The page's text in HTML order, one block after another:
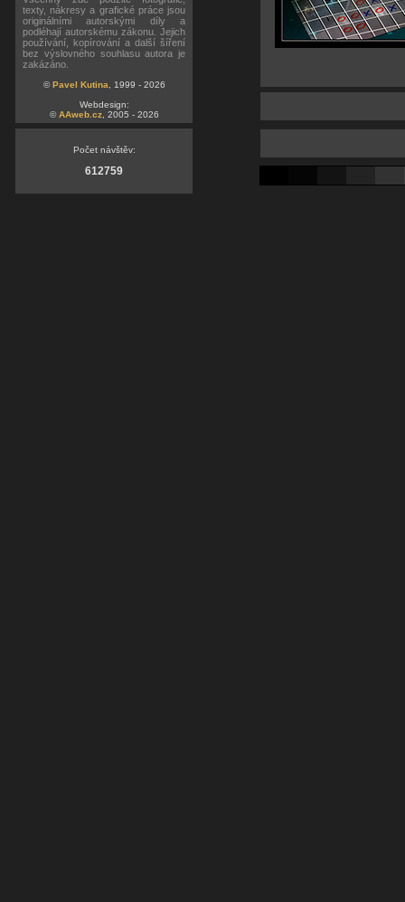
texty, nákresy a grafické práce jsou
originálními autorskými díly a
podléhají autorskému zákonu. Jejich
používání, kopírování a další šíření
bez výslovného souhlasu autora je
zakázáno.
©Pavel Kutina , 1999 - 2026
Webdesign:
©AAweb.cz, 2005 - 2026
Počet návštěv:
612759